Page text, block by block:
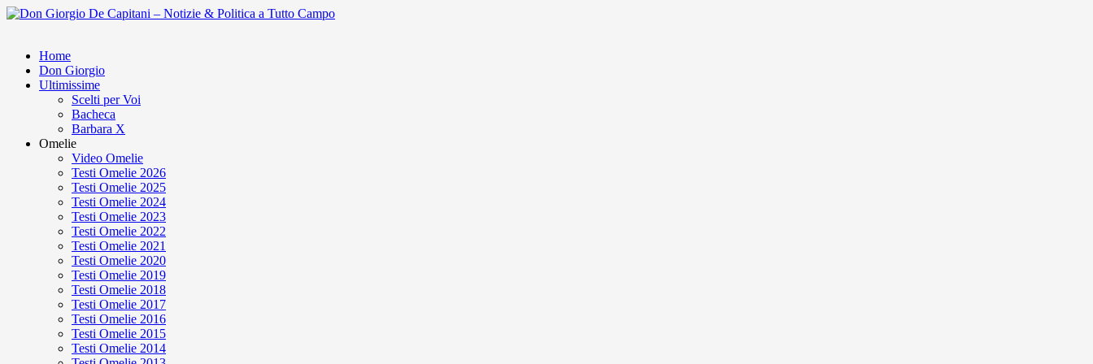
Home
Don Giorgio
Ultimissime
Scelti per Voi
Bacheca
Barbara X
Omelie
Video Omelie
Testi Omelie 2026
Testi Omelie 2025
Testi Omelie 2024
Testi Omelie 2023
Testi Omelie 2022
Testi Omelie 2021
Testi Omelie 2020
Testi Omelie 2019
Testi Omelie 2018
Testi Omelie 2017
Testi Omelie 2016
Testi Omelie 2015
Testi Omelie 2014